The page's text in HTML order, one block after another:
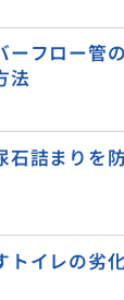
ーフロー管
法
石詰まりを
トイレの劣